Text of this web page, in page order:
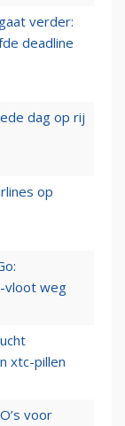
verder:
deadline
dag op rij
op
vloot weg
xtc-pillen
voor